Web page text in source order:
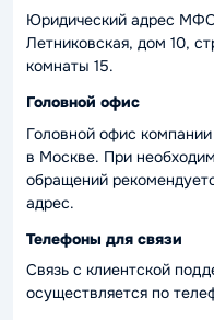
Юридический адрес МФО
Летниковская, дом 10,
комнаты 15.
Головной офис
Головной офис
в Москве. При
обращений
адрес.
Телефоны для связи
Связь с клиентской
осуществляется по